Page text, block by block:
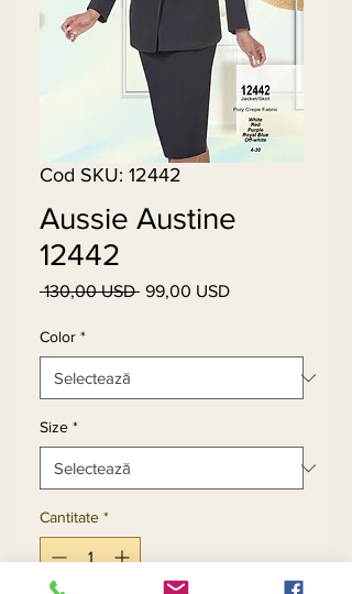
Cod SKU: 12442
Aussie Austine
12442
130,00 USD Preț
99,00 USDPreț
Color *
Size *
Cantitate *